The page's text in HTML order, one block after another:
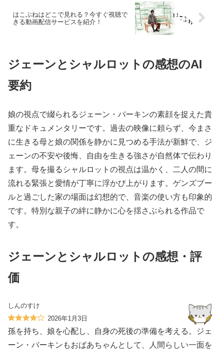
はこぶねはどこで見れる？今すぐ視聴で
きる動画配信サービスを紹介！
ジェーンとシャルロットの感想のAI
要約
娘の視点で綴られるジェーン・バーキンの素顔を捉えた貴
重なドキュメンタリーです。過去の映像に頼らず、今まさ
に生きる母と娘の関係を静かに見つめる手法が新鮮で、ジ
ェーンの不安や後悔、自由を生きる強さが自然体で伝わり
ます。母を撮るシャルロットの視点は温かく、二人の間に
流れる緊張と愛情が丁寧に浮かび上がります。ゲンズブー
ルと過ごした家の場面は幻想的で、音楽の使い方も印象的
です。特別な親子の絆に静かに心を揺さぶられる作品で
す。
ジェーンとシャルロットの感想・評
価
しんのすけ
2026年1月3日
孫を持ち、娘を心配し、自身の死後の準備を考える。ジェ
ーン・バーキンもおばあちゃんとして、人間らしい一面を